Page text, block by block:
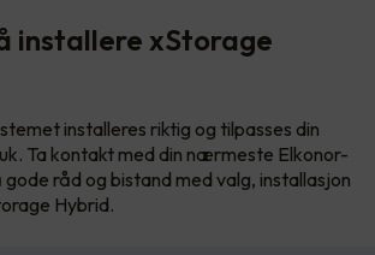
installere xStorage
installeres riktig og tilpasses din
Ta kontakt med din nærmeste Elkonor-
råd og bistand med valg, installasjon
Hybrid.